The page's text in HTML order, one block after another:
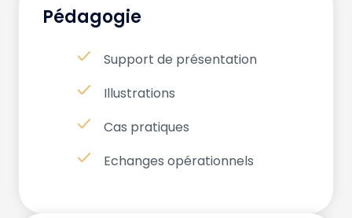
Pédagogie
Support de présentation
Illustrations
Cas pratiques
Echanges opérationnels